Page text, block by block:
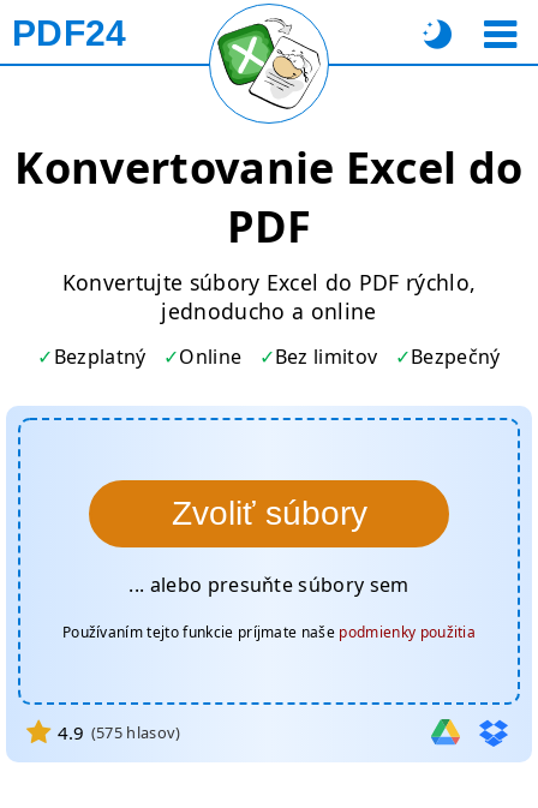
PDF24
Konvertovanie Excel do
PDF
Konvertujte súbory Excel do PDF rýchlo,
jednoducho a online
Bezplatný Online Bez limitov Bezpečný
Zvoliť súbory
... alebo presuňte súbory sem
Používaním tejto funkcie príjmate naše podmienky použitia
4.9 (575 hlasov)